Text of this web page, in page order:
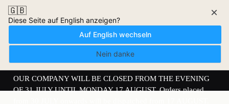
🇬🇧
Diese Seite auf English anzeigen?
Auf English wechseln
Nein danke
×
OUR COMPANY WILL BE CLOSED FROM THE EVENING
OF 31 JULY UNTIL MONDAY 17 AUGUST. Orders placed